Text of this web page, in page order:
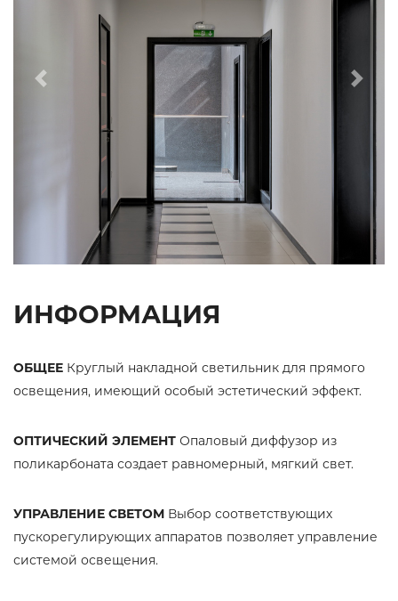
Previous Next
ИНФОРМАЦИЯ
ОБЩЕЕ Круглый накладной светильник для прямого
освещения, имеющий особый эстетический эффект.
ОПТИЧЕСКИЙ ЭЛЕМЕНТ Опаловый диффузор из
поликарбоната создает равномерный, мягкий свет.
УПРАВЛЕНИЕ СВЕТОМ Выбор соответствующих
пускорегулирующих аппаратов позволяет управление
системой освещения.